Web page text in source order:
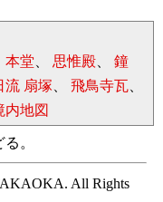
本堂 思惟殿
鐘
流 扇塚 飛鳥寺瓦
内地図
。
All Rights